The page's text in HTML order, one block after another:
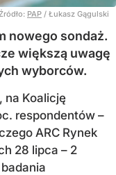
PAP / Łukasz Gągulski
nowego sondaż.
większą uwagę
wyborców.
na Koalicję
respondentów –
ARC Rynek
28 lipca – 2